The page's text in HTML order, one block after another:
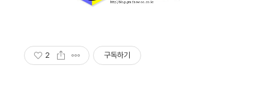
2 구독하기